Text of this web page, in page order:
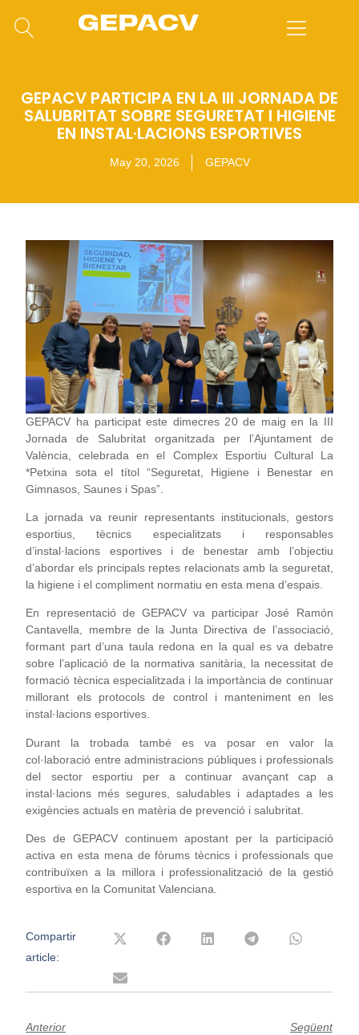
GEPACV PARTICIPA EN LA III JORNADA DE
SALUBRITAT SOBRE SEGURETAT I HIGIENE
EN INSTAL·LACIONS ESPORTIVES
May 20, 2026 GEPACV
GEPACV ha participat este dimecres 20 de maig en la III
Jornada de Salubritat organitzada per l’Ajuntament de
València, celebrada en el Complex Esportiu Cultural La
*Petxina sota el títol “Seguretat, Higiene i Benestar en
Gimnasos, Saunes i Spas”.
La jornada va reunir representants institucionals, gestors
esportius, tècnics especialitzats i responsables
d’instal·lacions esportives i de benestar amb l’objectiu
d’abordar els principals reptes relacionats amb la seguretat,
la higiene i el compliment normatiu en esta mena d’espais.
En representació de GEPACV va participar José Ramón
Cantavella, membre de la Junta Directiva de l’associació,
formant part d’una taula redona en la qual es va debatre
sobre l’aplicació de la normativa sanitària, la necessitat de
formació tècnica especialitzada i la importància de continuar
millorant els protocols de control i manteniment en les
instal·lacions esportives.
Durant la trobada també es va posar en valor la
col·laboració entre administracions públiques i professionals
del sector esportiu per a continuar avançant cap a
instal·lacions més segures, saludables i adaptades a les
exigències actuals en matèria de prevenció i salubritat.
Des de GEPACV continuem apostant per la participació
activa en esta mena de fòrums tècnics i professionals que
contribuïxen a la millora i professionalització de la gestió
esportiva en la Comunitat Valenciana.
Compartir
article:
Anterior Següent